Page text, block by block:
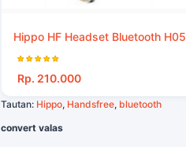
Hippo HF Headset Bluetooth H05
Rp. 210.000
Tautan: Hippo, Handsfree, bluetooth
convert valas